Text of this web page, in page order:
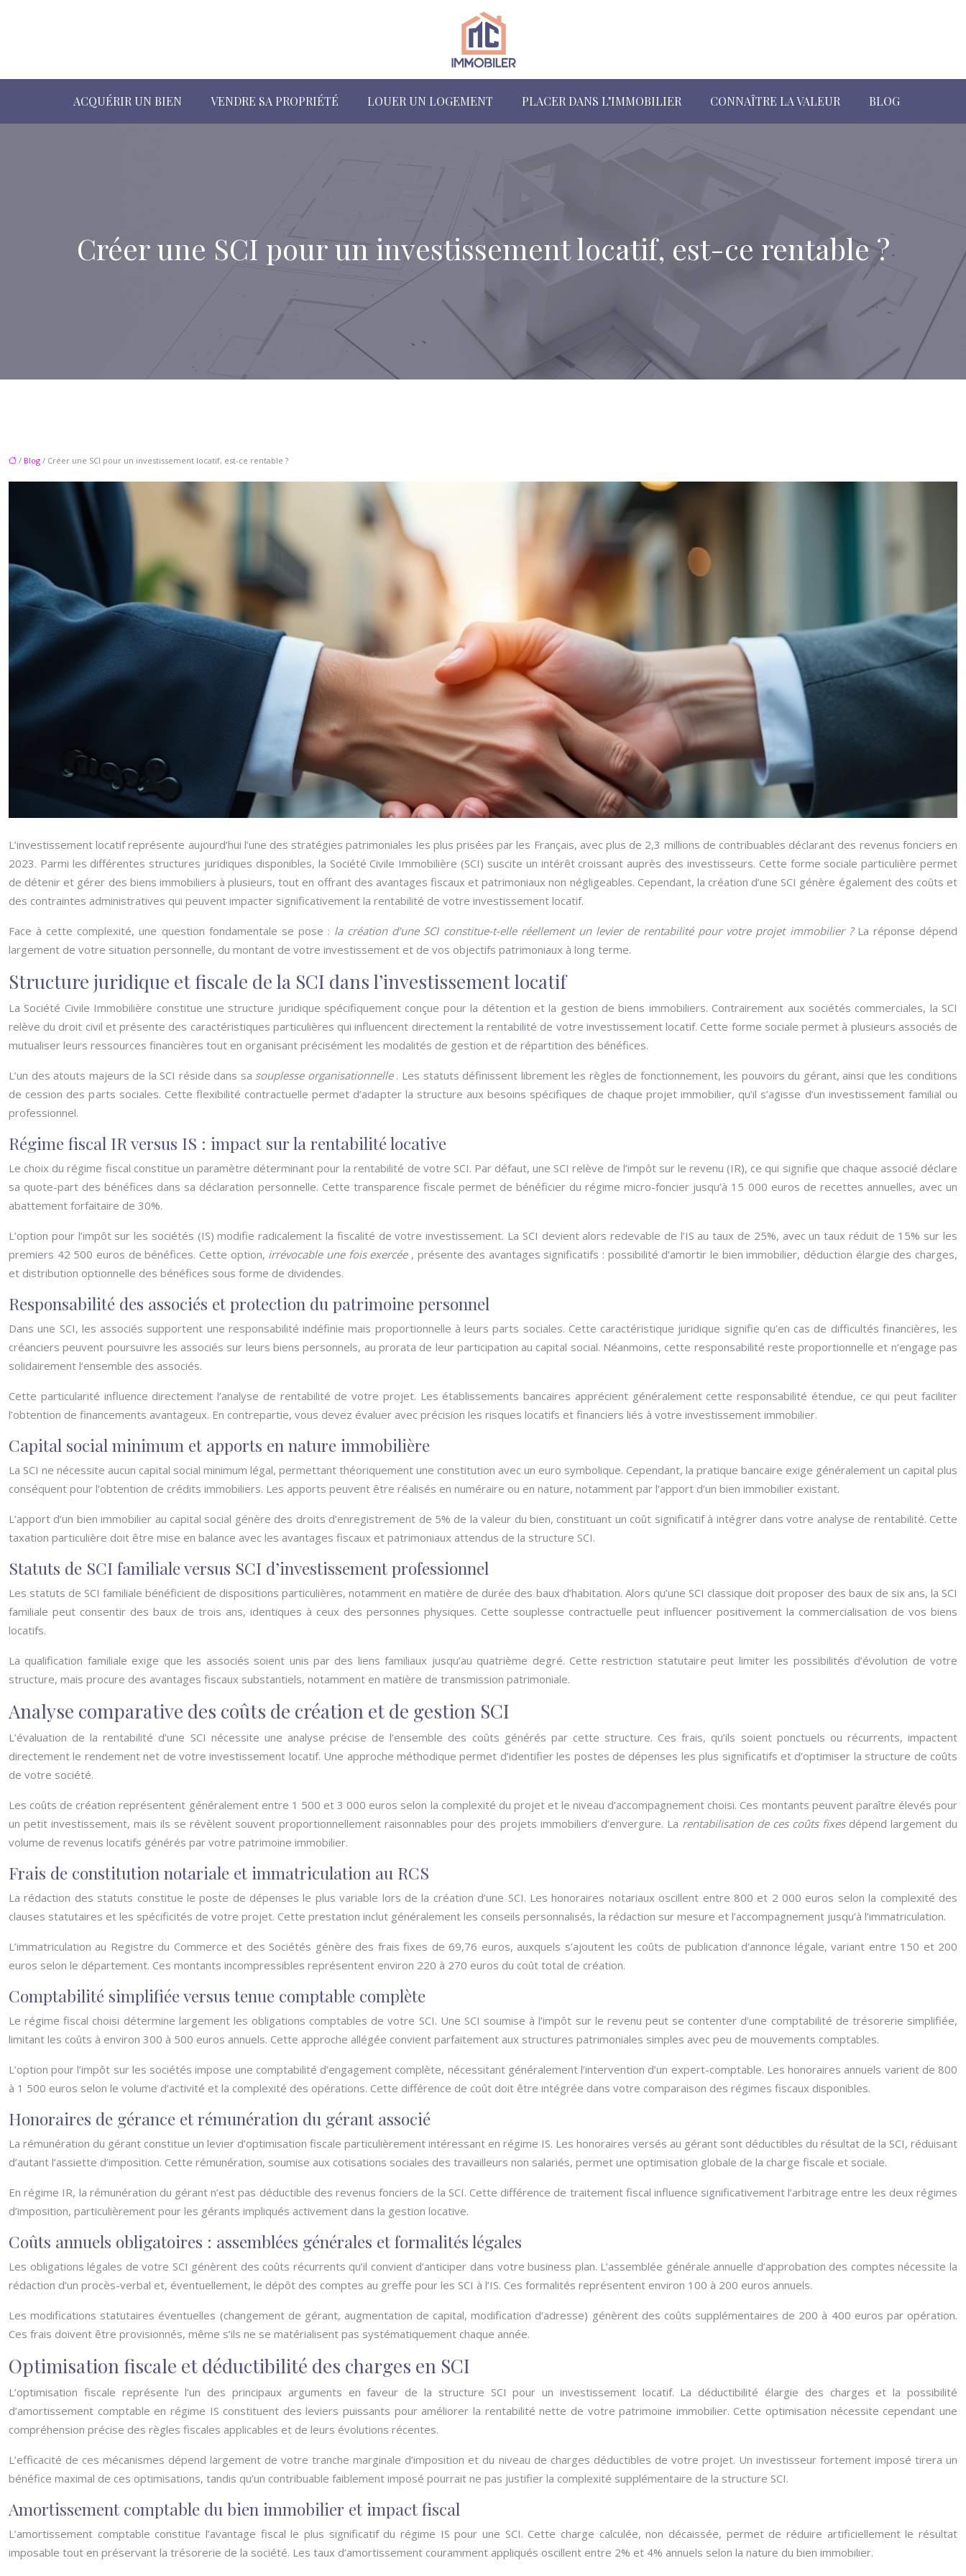
ACQUÉRIR UN BIEN VENDRE SA PROPRIÉTÉ LOUER UN LOGEMENT PLACER DANS L’IMMOBILIER CONNAÎTRE LA VALEUR BLOG
Créer une SCI pour un investissement locatif, est-ce rentable ?
/ Blog / Créer une SCI pour un investissement locatif, est-ce rentable ?
L’investissement locatif représente aujourd’hui l’une des stratégies patrimoniales les plus prisées par les Français, avec plus de 2,3 millions de contribuables déclarant des revenus fonciers en
2023. Parmi les différentes structures juridiques disponibles, la Société Civile Immobilière (SCI) suscite un intérêt croissant auprès des investisseurs. Cette forme sociale particulière permet
de détenir et gérer des biens immobiliers à plusieurs, tout en offrant des avantages fiscaux et patrimoniaux non négligeables. Cependant, la création d’une SCI génère également des coûts et
des contraintes administratives qui peuvent impacter significativement la rentabilité de votre investissement locatif.
Face à cette complexité, une question fondamentale se pose : la création d’une SCI constitue-t-elle réellement un levier de rentabilité pour votre projet immobilier ? La réponse dépend
largement de votre situation personnelle, du montant de votre investissement et de vos objectifs patrimoniaux à long terme.
Structure juridique et fiscale de la SCI dans l’investissement locatif
La Société Civile Immobilière constitue une structure juridique spécifiquement conçue pour la détention et la gestion de biens immobiliers. Contrairement aux sociétés commerciales, la SCI
relève du droit civil et présente des caractéristiques particulières qui influencent directement la rentabilité de votre investissement locatif. Cette forme sociale permet à plusieurs associés de
mutualiser leurs ressources financières tout en organisant précisément les modalités de gestion et de répartition des bénéfices.
L’un des atouts majeurs de la SCI réside dans sa souplesse organisationnelle . Les statuts définissent librement les règles de fonctionnement, les pouvoirs du gérant, ainsi que les conditions
de cession des parts sociales. Cette flexibilité contractuelle permet d’adapter la structure aux besoins spécifiques de chaque projet immobilier, qu’il s’agisse d’un investissement familial ou
professionnel.
Régime fiscal IR versus IS : impact sur la rentabilité locative
Le choix du régime fiscal constitue un paramètre déterminant pour la rentabilité de votre SCI. Par défaut, une SCI relève de l’impôt sur le revenu (IR), ce qui signifie que chaque associé déclare
sa quote-part des bénéfices dans sa déclaration personnelle. Cette transparence fiscale permet de bénéficier du régime micro-foncier jusqu’à 15 000 euros de recettes annuelles, avec un
abattement forfaitaire de 30%.
L’option pour l’impôt sur les sociétés (IS) modifie radicalement la fiscalité de votre investissement. La SCI devient alors redevable de l’IS au taux de 25%, avec un taux réduit de 15% sur les
premiers 42 500 euros de bénéfices. Cette option, irrévocable une fois exercée , présente des avantages significatifs : possibilité d’amortir le bien immobilier, déduction élargie des charges,
et distribution optionnelle des bénéfices sous forme de dividendes.
Responsabilité des associés et protection du patrimoine personnel
Dans une SCI, les associés supportent une responsabilité indéfinie mais proportionnelle à leurs parts sociales. Cette caractéristique juridique signifie qu’en cas de difficultés financières, les
créanciers peuvent poursuivre les associés sur leurs biens personnels, au prorata de leur participation au capital social. Néanmoins, cette responsabilité reste proportionnelle et n’engage pas
solidairement l’ensemble des associés.
Cette particularité influence directement l’analyse de rentabilité de votre projet. Les établissements bancaires apprécient généralement cette responsabilité étendue, ce qui peut faciliter
l’obtention de financements avantageux. En contrepartie, vous devez évaluer avec précision les risques locatifs et financiers liés à votre investissement immobilier.
Capital social minimum et apports en nature immobilière
La SCI ne nécessite aucun capital social minimum légal, permettant théoriquement une constitution avec un euro symbolique. Cependant, la pratique bancaire exige généralement un capital plus
conséquent pour l’obtention de crédits immobiliers. Les apports peuvent être réalisés en numéraire ou en nature, notamment par l’apport d’un bien immobilier existant.
L’apport d’un bien immobilier au capital social génère des droits d’enregistrement de 5% de la valeur du bien, constituant un coût significatif à intégrer dans votre analyse de rentabilité. Cette
taxation particulière doit être mise en balance avec les avantages fiscaux et patrimoniaux attendus de la structure SCI.
Statuts de SCI familiale versus SCI d’investissement professionnel
Les statuts de SCI familiale bénéficient de dispositions particulières, notamment en matière de durée des baux d’habitation. Alors qu’une SCI classique doit proposer des baux de six ans, la SCI
familiale peut consentir des baux de trois ans, identiques à ceux des personnes physiques. Cette souplesse contractuelle peut influencer positivement la commercialisation de vos biens
locatifs.
La qualification familiale exige que les associés soient unis par des liens familiaux jusqu’au quatrième degré. Cette restriction statutaire peut limiter les possibilités d’évolution de votre
structure, mais procure des avantages fiscaux substantiels, notamment en matière de transmission patrimoniale.
Analyse comparative des coûts de création et de gestion SCI
L’évaluation de la rentabilité d’une SCI nécessite une analyse précise de l’ensemble des coûts générés par cette structure. Ces frais, qu’ils soient ponctuels ou récurrents, impactent
directement le rendement net de votre investissement locatif. Une approche méthodique permet d’identifier les postes de dépenses les plus significatifs et d’optimiser la structure de coûts
de votre société.
Les coûts de création représentent généralement entre 1 500 et 3 000 euros selon la complexité du projet et le niveau d’accompagnement choisi. Ces montants peuvent paraître élevés pour
un petit investissement, mais ils se révèlent souvent proportionnellement raisonnables pour des projets immobiliers d’envergure. La rentabilisation de ces coûts fixes dépend largement du
volume de revenus locatifs générés par votre patrimoine immobilier.
Frais de constitution notariale et immatriculation au RCS
La rédaction des statuts constitue le poste de dépenses le plus variable lors de la création d’une SCI. Les honoraires notariaux oscillent entre 800 et 2 000 euros selon la complexité des
clauses statutaires et les spécificités de votre projet. Cette prestation inclut généralement les conseils personnalisés, la rédaction sur mesure et l’accompagnement jusqu’à l’immatriculation.
L’immatriculation au Registre du Commerce et des Sociétés génère des frais fixes de 69,76 euros, auxquels s’ajoutent les coûts de publication d’annonce légale, variant entre 150 et 200
euros selon le département. Ces montants incompressibles représentent environ 220 à 270 euros du coût total de création.
Comptabilité simplifiée versus tenue comptable complète
Le régime fiscal choisi détermine largement les obligations comptables de votre SCI. Une SCI soumise à l’impôt sur le revenu peut se contenter d’une comptabilité de trésorerie simplifiée,
limitant les coûts à environ 300 à 500 euros annuels. Cette approche allégée convient parfaitement aux structures patrimoniales simples avec peu de mouvements comptables.
L’option pour l’impôt sur les sociétés impose une comptabilité d’engagement complète, nécessitant généralement l’intervention d’un expert-comptable. Les honoraires annuels varient de 800
à 1 500 euros selon le volume d’activité et la complexité des opérations. Cette différence de coût doit être intégrée dans votre comparaison des régimes fiscaux disponibles.
Honoraires de gérance et rémunération du gérant associé
La rémunération du gérant constitue un levier d’optimisation fiscale particulièrement intéressant en régime IS. Les honoraires versés au gérant sont déductibles du résultat de la SCI, réduisant
d’autant l’assiette d’imposition. Cette rémunération, soumise aux cotisations sociales des travailleurs non salariés, permet une optimisation globale de la charge fiscale et sociale.
En régime IR, la rémunération du gérant n’est pas déductible des revenus fonciers de la SCI. Cette différence de traitement fiscal influence significativement l’arbitrage entre les deux régimes
d’imposition, particulièrement pour les gérants impliqués activement dans la gestion locative.
Coûts annuels obligatoires : assemblées générales et formalités légales
Les obligations légales de votre SCI génèrent des coûts récurrents qu’il convient d’anticiper dans votre business plan. L’assemblée générale annuelle d’approbation des comptes nécessite la
rédaction d’un procès-verbal et, éventuellement, le dépôt des comptes au greffe pour les SCI à l’IS. Ces formalités représentent environ 100 à 200 euros annuels.
Les modifications statutaires éventuelles (changement de gérant, augmentation de capital, modification d’adresse) génèrent des coûts supplémentaires de 200 à 400 euros par opération.
Ces frais doivent être provisionnés, même s’ils ne se matérialisent pas systématiquement chaque année.
Optimisation fiscale et déductibilité des charges en SCI
L’optimisation fiscale représente l’un des principaux arguments en faveur de la structure SCI pour un investissement locatif. La déductibilité élargie des charges et la possibilité
d’amortissement comptable en régime IS constituent des leviers puissants pour améliorer la rentabilité nette de votre patrimoine immobilier. Cette optimisation nécessite cependant une
compréhension précise des règles fiscales applicables et de leurs évolutions récentes.
L’efficacité de ces mécanismes dépend largement de votre tranche marginale d’imposition et du niveau de charges déductibles de votre projet. Un investisseur fortement imposé tirera un
bénéfice maximal de ces optimisations, tandis qu’un contribuable faiblement imposé pourrait ne pas justifier la complexité supplémentaire de la structure SCI.
Amortissement comptable du bien immobilier et impact fiscal
L’amortissement comptable constitue l’avantage fiscal le plus significatif du régime IS pour une SCI. Cette charge calculée, non décaissée, permet de réduire artificiellement le résultat
imposable tout en préservant la trésorerie de la société. Les taux d’amortissement couramment appliqués oscillent entre 2% et 4% annuels selon la nature du bien immobilier.